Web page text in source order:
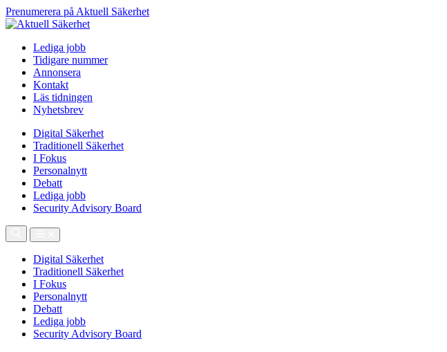
Prenumerera på Aktuell Säkerhet
Lediga jobb
Tidigare nummer
Annonsera
Kontakt
Läs tidningen
Nyhetsbrev
Digital Säkerhet
Traditionell Säkerhet
I Fokus
Personalnytt
Debatt
Lediga jobb
Security Advisory Board
Digital Säkerhet
Traditionell Säkerhet
I Fokus
Personalnytt
Debatt
Lediga jobb
Security Advisory Board